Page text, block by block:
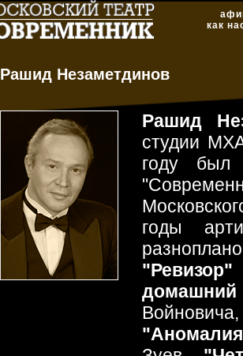
как
Рашид Незаметдинов
Рашид
студии
году был
годы
"Ревизор"
домашний